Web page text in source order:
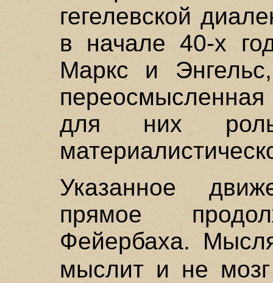
гегелевской
в начале 40-х
Маркс и
для них роль
Указанное
прямое
Фейербаха.
мыслит и не